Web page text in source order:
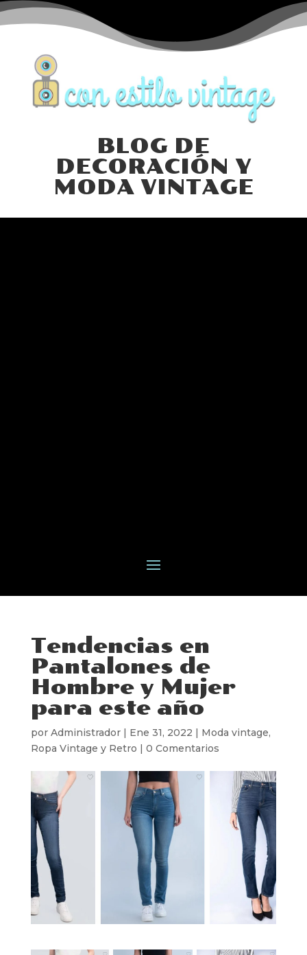
BLOG DE
DECORACIÓN Y
MODA VINTAGE
Tendencias en
Pantalones de
Hombre y Mujer
para este año
por Administrador| Ene 31, 2022 | Moda vintage,
Ropa Vintage y Retro | 0 Comentarios